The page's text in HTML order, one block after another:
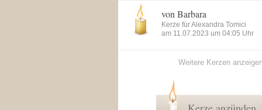
von Barbara
Kerze für Alexandra Tomici
am 11.07.2023 um 04:05 Uhr
Weitere Kerzen